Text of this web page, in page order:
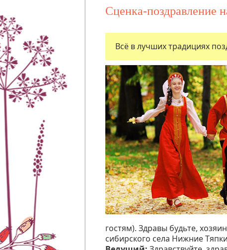
Сценка-поздравление
Всё в лучших традициях
гостям). Здравы будьте,
сибирского села Нижние